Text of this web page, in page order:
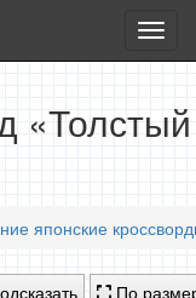
игры
японские
По